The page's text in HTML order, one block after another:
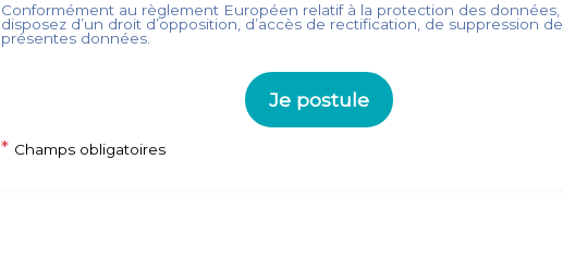
Conformément au règlement Européen relatif à la protection des données,
disposez d’un droit d’opposition, d’accès de rectification, de suppression
présentes données.
Je postule
* Champs obligatoires